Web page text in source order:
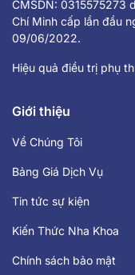
CMSDN: 0315575273
Chí Minh cấp lần đầu
09/06/2022.
Hiệu quả điều trị phụ
Giới thiệu
Về Chúng Tôi
Bảng Giá Dịch Vụ
Tin tức sự kiện
Kiến Thức Nha Khoa
Chính sách bảo mật